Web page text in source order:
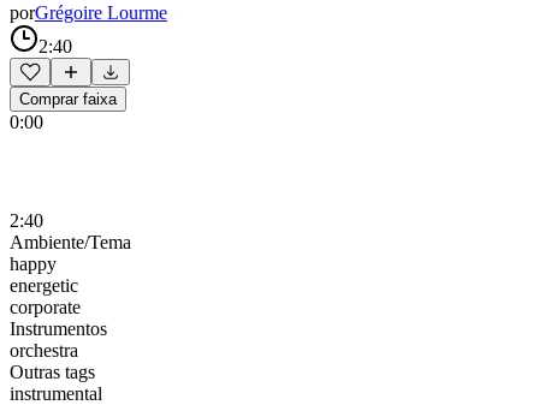
porGrégoire Lourme
2:40
Comprar faixa
0:00
2:40
Ambiente/Tema
happy
energetic
corporate
Instrumentos
orchestra
Outras tags
instrumental